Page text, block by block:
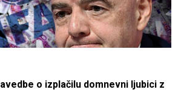
o izplačilu domnevni ljubici z